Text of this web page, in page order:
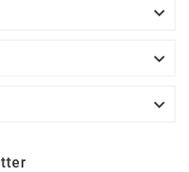


